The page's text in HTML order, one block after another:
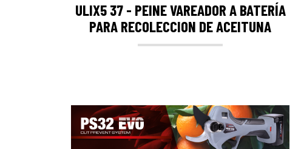
ULIX5 37 - PEINE VAREADOR A BATERÍA
PARA RECOLECCION DE ACEITUNA